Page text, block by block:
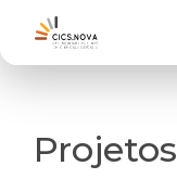
Projetos